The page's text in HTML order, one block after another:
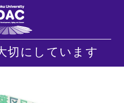
切にしています